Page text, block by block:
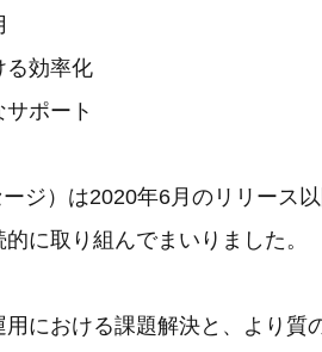
る効率化
サポート
ジ）は2020年6月のリリース
に取り組んでまいりました。
における課題解決と、より質